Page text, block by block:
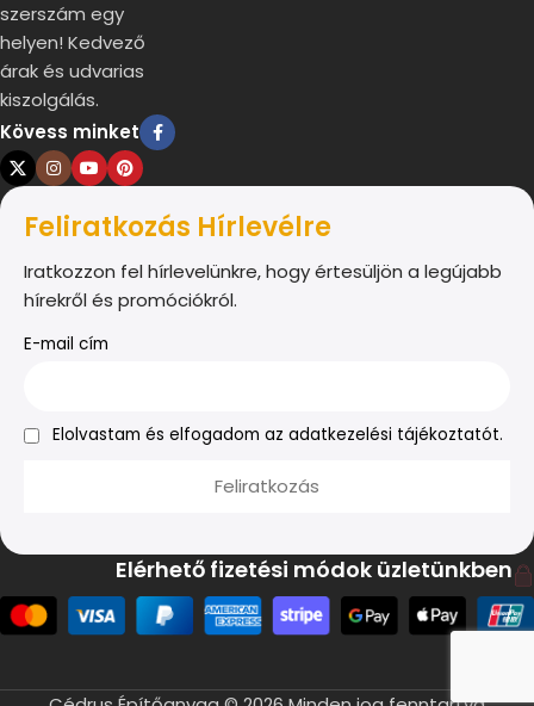
szerszám egy
helyen! Kedvező
árak és udvarias
kiszolgálás.
Kövess minket
Feliratkozás Hírlevélre
Iratkozzon fel hírlevelünkre, hogy értesüljön a legújabb
hírekről és promóciókról.
E-mail cím
Elolvastam és elfogadom az adatkezelési tájékoztatót.
Elérhető fizetési módok üzletünkben